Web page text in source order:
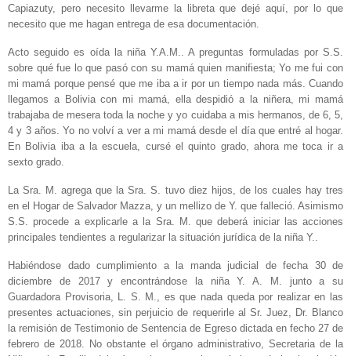
Capiazuty, pero necesito llevarme la libreta que dejé aquí, por lo que
necesito que me hagan entrega de esa documentación.
Acto seguido es oída la niña Y.A.M.. A preguntas formuladas por S.S.
sobre qué fue lo que pasó con su mamá quien manifiesta; Yo me fui con
mi mamá porque pensé que me iba a ir por un tiempo nada más. Cuando
llegamos a Bolivia con mi mamá, ella despidió a la niñera, mi mamá
trabajaba de mesera toda la noche y yo cuidaba a mis hermanos, de 6, 5,
4 y 3 años. Yo no volví a ver a mi mamá desde el día que entré al hogar.
En Bolivia iba a la escuela, cursé el quinto grado, ahora me toca ir a
sexto grado.
La Sra. M. agrega que la Sra. S. tuvo diez hijos, de los cuales hay tres
en el Hogar de Salvador Mazza, y un mellizo de Y. que falleció. Asimismo
S.S. procede a explicarle a la Sra. M. que deberá iniciar las acciones
principales tendientes a regularizar la situación jurídica de la niña Y..
Habiéndose dado cumplimiento a la manda judicial de fecha 30 de
diciembre de 2017 y encontrándose la niña Y. A. M. junto a su
Guardadora Provisoria, L. S. M., es que nada queda por realizar en las
presentes actuaciones, sin perjuicio de requerirle al Sr. Juez, Dr. Blanco
la remisión de Testimonio de Sentencia de Egreso dictada en fecho 27 de
febrero de 2018. No obstante el órgano administrativo, Secretaria de la